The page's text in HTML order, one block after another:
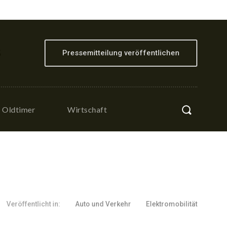
Pressemitteilung veröffentlichen
Oldtimer Wirtschaft
Veröffentlicht in: Auto und Verkehr Elektromobilität